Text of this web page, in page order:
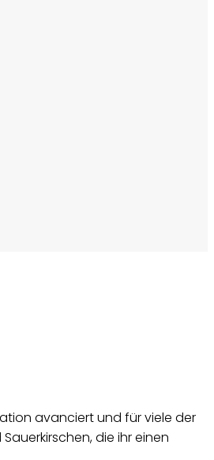
avanciert und für viele der
die ihr einen